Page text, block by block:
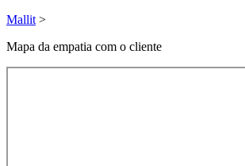
Mallit >
Mapa da empatia com o cliente